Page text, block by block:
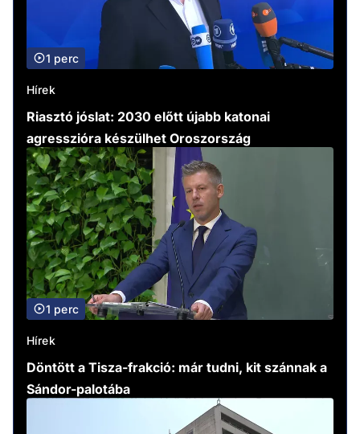
1 perc
Hírek
Riasztó jóslat: 2030 előtt újabb katonai
agresszióra készülhet Oroszország
1 perc
Hírek
Döntött a Tisza-frakció: már tudni, kit szánnak a
Sándor-palotába